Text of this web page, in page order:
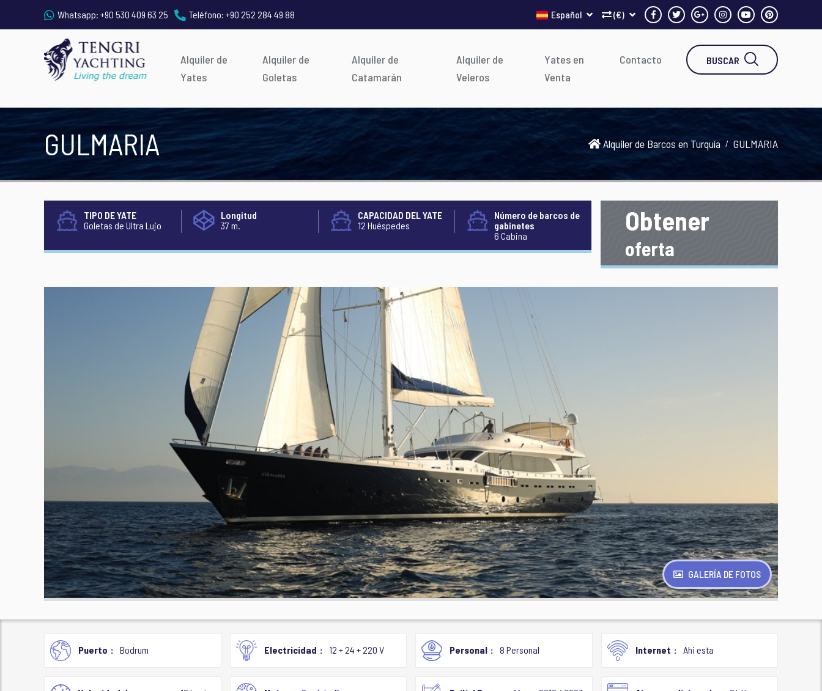
Whatsapp: +90 530 409 63 25 Teléfono: +90 252 284 49 88 (€)
Español
Alquiler de
Yates
Alquiler de
Goletas
Alquiler de
Catamarán
Alquiler de
Veleros
Yates en
Venta
Contacto BUSCAR
GULMARIA Alquiler de Barcos en Turquía GULMARIA
TIPO DE YATE
Goletas de Ultra Lujo
Longitud
37 m.
CAPACIDAD DEL YATE
12 Huéspedes
Número de barcos de
gabinetes
6 Cabina
Obtener
oferta
GALERÍA DE FOTOS
Puerto Bodrum Electricidad 12 + 24 + 220 V Personal 8 Personal Internet Ahi esta